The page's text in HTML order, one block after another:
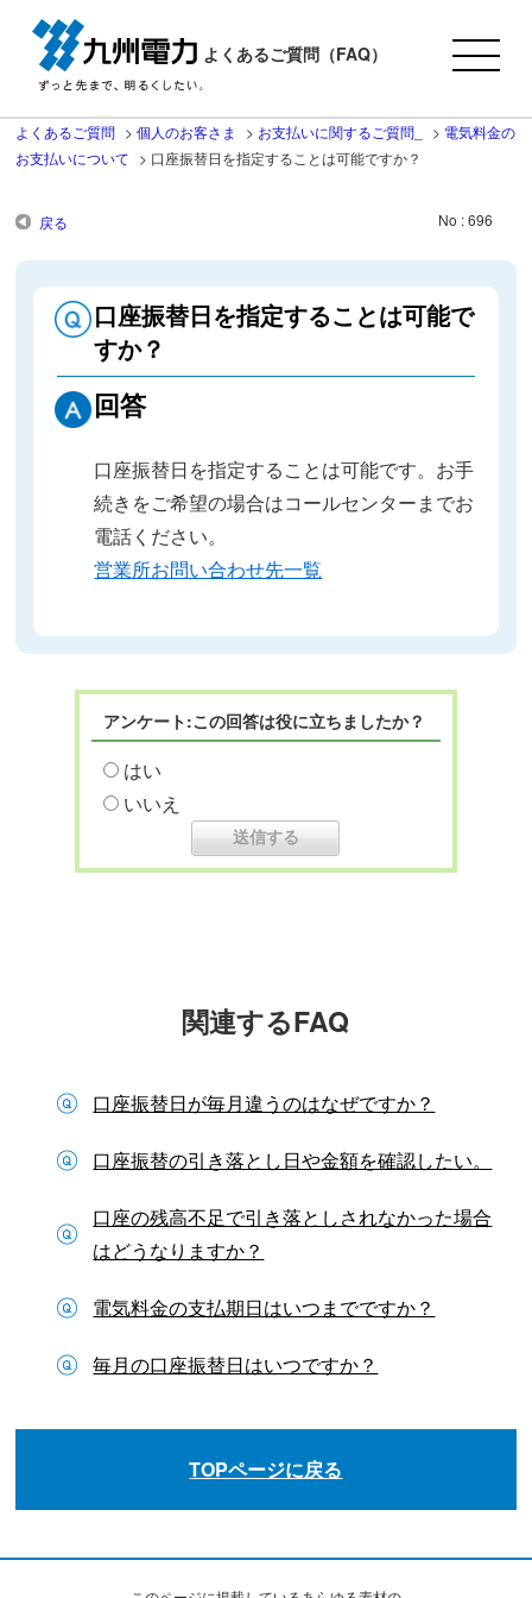
よくあるご質問（FAQ）
よくあるご質問 >個人のお客さま > お支払いに関するご質問_ > 電気料金の
お支払いについて > 口座振替日を指定することは可能ですか？
戻る No : 696
口座振替日を指定することは可能で
すか？
回答
口座振替日を指定することは可能です。 お手
続きをご希望の場合はコールセンターまでお
電話ください。
営業所お問い合わせ先一覧
アンケート:この回答は役に立ちましたか？
はい
いいえ
関連するFAQ
口座振替日が毎月違うのはなぜですか？
口座振替の引き落とし日や金額を確認したい。
口座の残高不足で引き落としされなかった場合
はどうなりますか？
電気料金の支払期日はいつまでですか？
毎月の口座振替日はいつですか？
TOPページに戻る